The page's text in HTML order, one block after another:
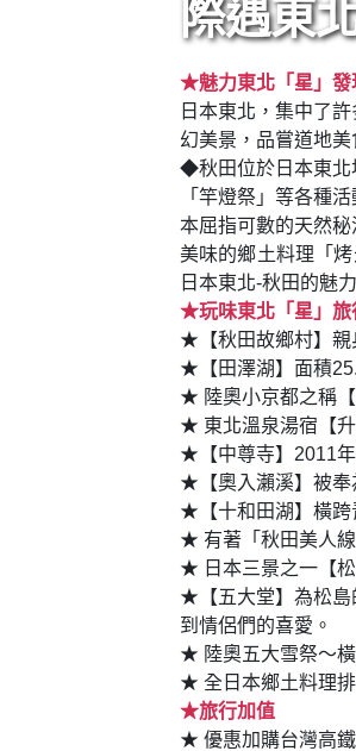
際遇東
★魅力東北「星」發
日本東北，集中了
幻美景，品嘗道地
◆秋田位於日本東北
「竿燈祭」等各種
本屈指可數的天然
美味的鄉土料理「
日本東北-秋田的魅力
★玩味東北「星」旅
★【秋田故鄉村】親
★【田澤湖】面積
★ 陸奧小京都之稱
★ 東北溫泉湯宿【
★【中尊寺】2011年
★【奧入瀨溪】被奉
★【十和田湖】橫跨
★ 有著「秋田美人
★ 日本三景之一【
★【五大堂】為松島
到情侶們的喜愛。
★ 陸奧五大雪祭～
★ 全日本鄉土料理
★旅行加值
★ 優惠加購台灣高